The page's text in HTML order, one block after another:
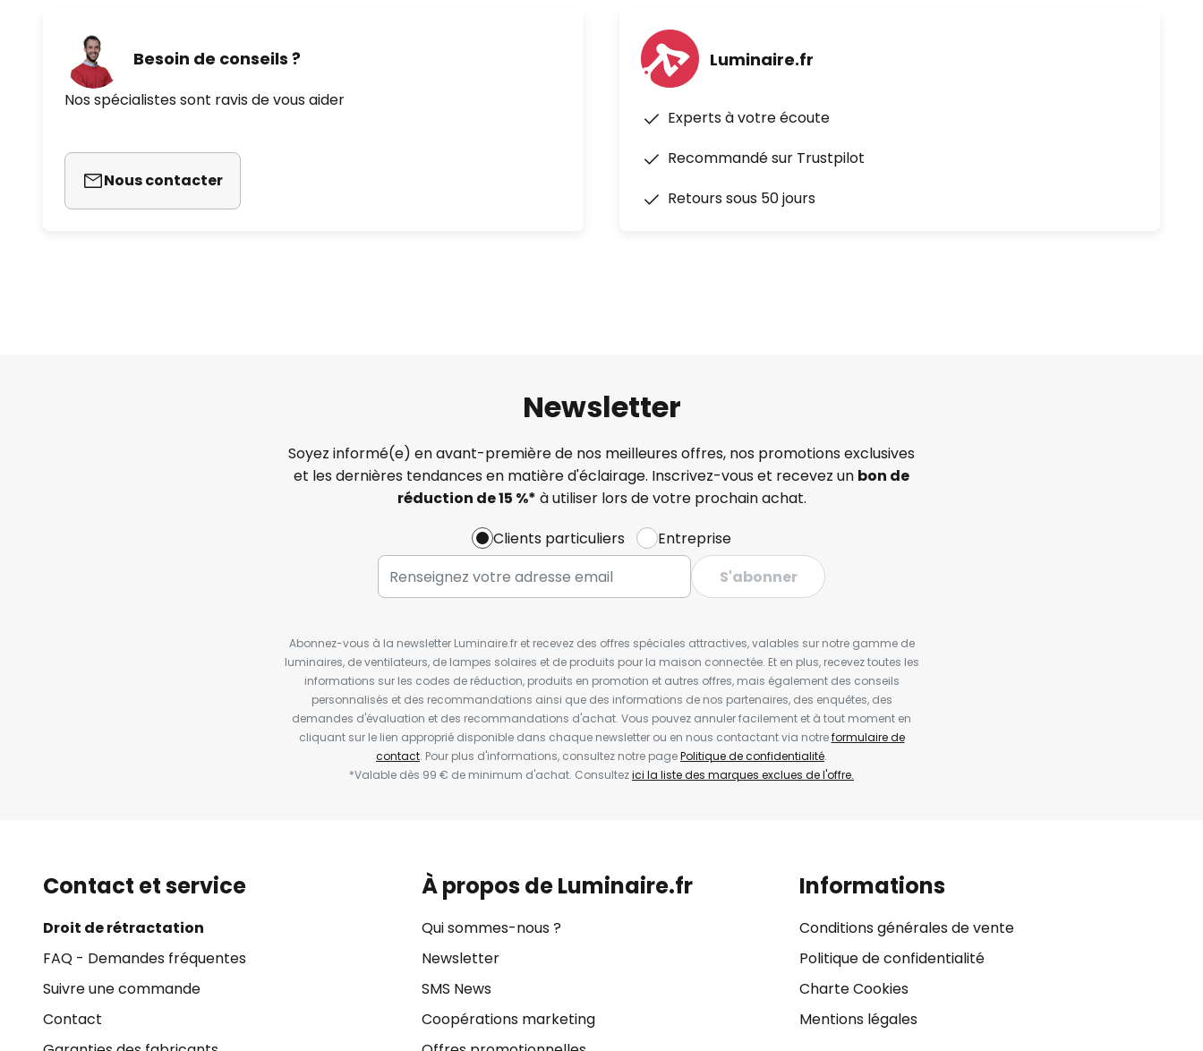
Besoin de conseils ?
Nos spécialistes sont ravis de vous aider
Nous contacter
Luminaire.fr
Experts à votre écoute
Recommandé sur Trustpilot
Retours sous 50 jours
Newsletter
Soyez informé(e) en avant-première de nos meilleures offres, nos promotions exclusives
et les dernières tendances en matière d'éclairage. Inscrivez-vous et recevez un bon de
réduction de 15 %* à utiliser lors de votre prochain achat.
Clients particuliers
Entreprise
S'abonner
Abonnez-vous à la newsletter Luminaire.fr et recevez des offres spéciales attractives, valables sur notre gamme de
luminaires, de ventilateurs, de lampes solaires et de produits pour la maison connectée. Et en plus, recevez toutes les
informations sur les codes de réduction, produits en promotion et autres offres, mais également des conseils
personnalisés et des recommandations ainsi que des informations de nos partenaires, des enquêtes, des
demandes d'évaluation et des recommandations d'achat. Vous pouvez annuler facilement et à tout moment en
cliquant sur le lien approprié disponible dans chaque newsletter ou en nous contactant via notreformulaire de
contact. Pour plus d'informations, consultez notre pagePolitique de confidentialité.
*Valable dès 99 € de minimum d'achat. Consultezici la liste des marques exclues de l'offre.
Contact et service
Droit de rétractation
FAQ - Demandes fréquentes
Suivre une commande
Contact
À propos de Luminaire.fr
Qui sommes-nous ?
Newsletter
SMS News
Coopérations marketing
Informations
Conditions générales de vente
Politique de confidentialité
Charte Cookies
Mentions légales